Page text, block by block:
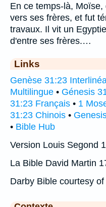
En ce temps-là,
vers ses frères, et fut
travaux. Il vit un
d'entre ses frères.…
Links
Genèse 31:23
Multilingue • Génesis
31:23 Français • 1
31:23 Chinois •
• Bible Hub
Version Louis Segond
La Bible David Martin
Darby Bible courtesy of